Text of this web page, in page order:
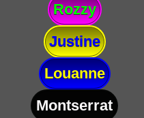
Rozzy
Justine
Louanne
Montserrat